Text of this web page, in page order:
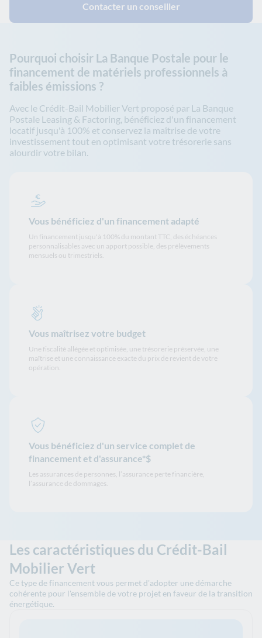
Contacter un conseiller
Pourquoi choisir La Banque Postale pour le
financement de matériels professionnels à
faibles émissions ?
Avec le Crédit-Bail Mobilier Vert proposé par La Banque
Postale Leasing & Factoring, bénéficiez d'un financement
locatif jusqu'à 100% et conservez la maîtrise de votre
investissement tout en optimisant votre trésorerie sans
alourdir votre bilan.
Vous bénéficiez d'un financement adapté
Un financement jusqu'à 100% du montant TTC, des échéances
personnalisables avec un apport possible, des prélèvements
mensuels ou trimestriels.
Vous maîtrisez votre budget
Une fiscalité allégée et optimisée, une trésorerie préservée, une
maîtrise et une connaissance exacte du prix de revient de votre
opération.
Vous bénéficiez d'un service complet de
financement et d'assurance*$
Les assurances de personnes, l’assurance perte financière,
l’assurance de dommages.
Les caractéristiques du Crédit-Bail
Mobilier Vert
Ce type de financement vous permet d'adopter une démarche
cohérente pour l'ensemble de votre projet en faveur de la transition
énergétique.